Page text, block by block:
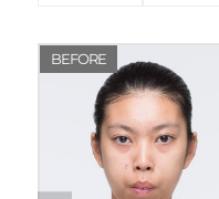
BEFORE